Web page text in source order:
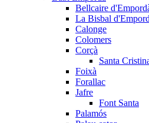
Bellcaire
La Bisbal
Calonge
Colomers
Corçà
Santa
Foixà
Forallac
Jafre
Font Santa
Palamós